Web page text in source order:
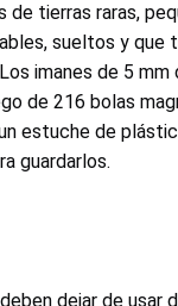
de tierras raras,
sueltos y que
imanes de 5 mm
de 216 bolas
estuche de
guardarlos.
dejar de usar